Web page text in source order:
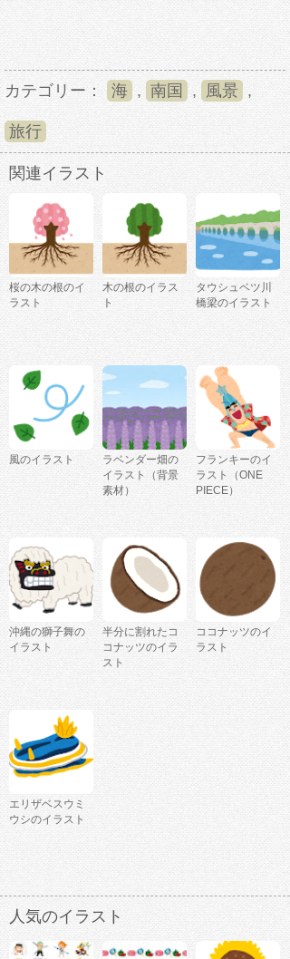
カテゴリー： 海 , 南国 , 風景 ,
旅行
関連イラスト
桜の木の根のイ
ラスト
木の根のイラス
ト
タウシュベツ川
橋梁のイラスト
風のイラスト
ラベンダー畑の
イラスト（背景
素材）
フランキーのイ
ラスト（ONE
PIECE）
沖縄の獅子舞の
イラスト
半分に割れたコ
コナッツのイラ
スト
ココナッツのイ
ラスト
エリザベスウミ
ウシのイラスト
人気のイラスト